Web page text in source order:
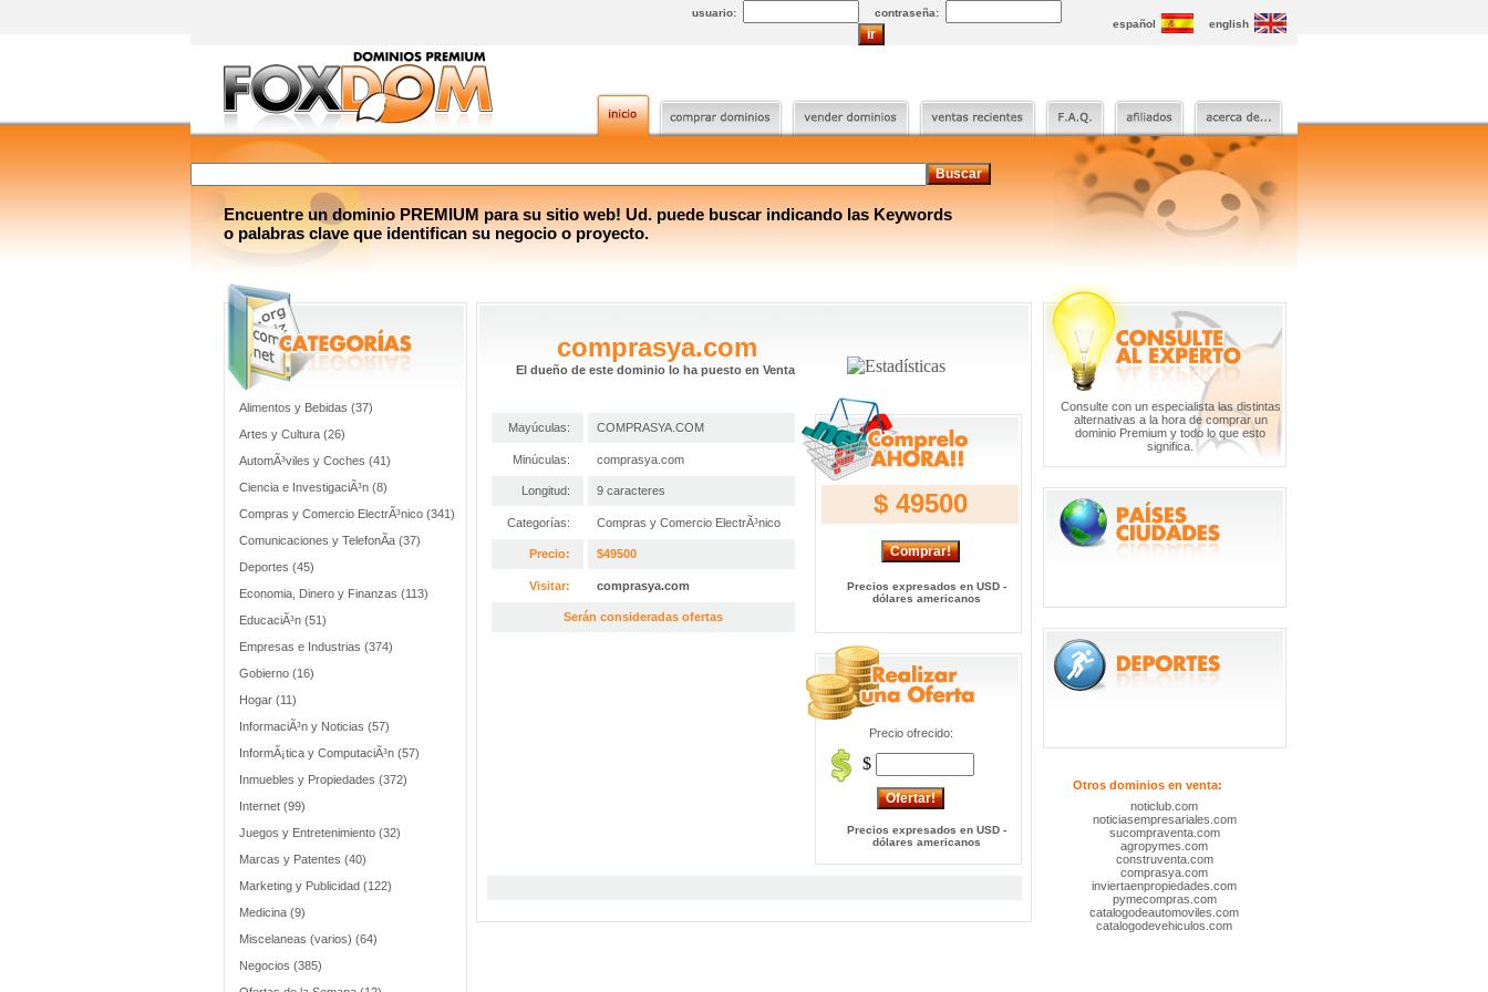
usuario:
contraseña:
español
english
Encuentre un dominio PREMIUM para su sitio web! Ud. puede buscar indicando las Keywords
o palabras clave que identifican su negocio o proyecto.
Alimentos y Bebidas (37)
Artes y Cultura (26)
AutomÃ³viles y Coches (41)
Ciencia e InvestigaciÃ³n (8)
Compras y Comercio ElectrÃ³nico (341)
Comunicaciones y TelefonÃ­a (37)
Deportes (45)
Economia, Dinero y Finanzas (113)
EducaciÃ³n (51)
Empresas e Industrias (374)
Gobierno (16)
Hogar (11)
InformaciÃ³n y Noticias (57)
InformÃ¡tica y ComputaciÃ³n (57)
Inmuebles y Propiedades (372)
Internet (99)
Juegos y Entretenimiento (32)
Marcas y Patentes (40)
Marketing y Publicidad (122)
Medicina (9)
Miscelaneas (varios) (64)
Negocios (385)
comprasya.com
El dueño de este dominio lo ha puesto en Venta
Mayúculas: COMPRASYA.COM
Minúculas: comprasya.com
Longitud: 9 caracteres
Categorías: Compras y Comercio ElectrÃ³nico
Precio: $49500
Visitar: comprasya.com
Serán consideradas ofertas
$ 49500
Precios expresados en USD -
dólares americanos
Precio ofrecido:
$
Precios expresados en USD -
dólares americanos
Consulte con un especialista las distintas
alternativas a la hora de comprar un
dominio Premium y todo lo que esto
significa.
Otros dominios en venta:
noticlub.com
noticiasempresariales.com
sucompraventa.com
agropymes.com
construventa.com
comprasya.com
inviertaenpropiedades.com
pymecompras.com
catalogodeautomoviles.com
catalogodevehiculos.com